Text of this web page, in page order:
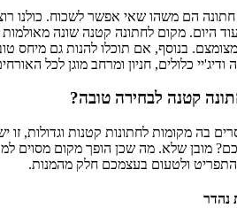
חתונה הם משהו שאי אפשר לשכוח.
היום. מקום לחתונה קטנה שונה
בנוסף, אם תוכלו להנות גם
כלולים, חניון ומרחב מוגן לכל
קטנה לבחירה טובה?
בה מקומות לחתונות קטנות וגדולות,
מובן שלא. מה שכן הופך מקום מסוים
ולטעום בעצמכם חלק מהמנות.
נהדר